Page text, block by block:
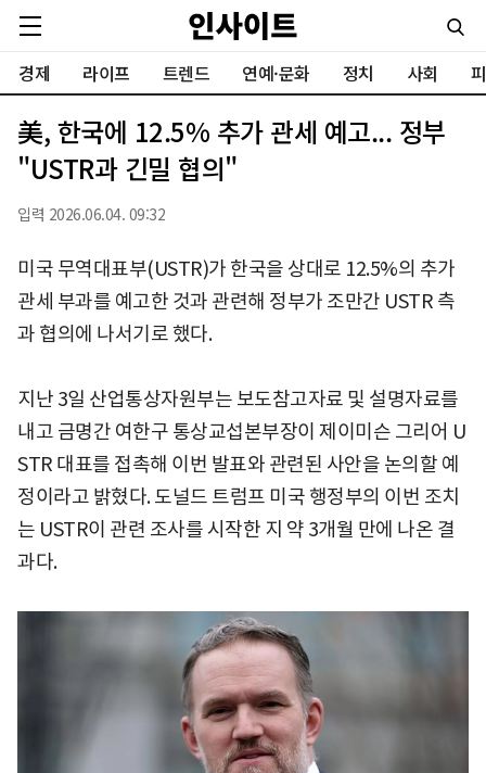
경제 라이프 트렌드 연예·문화 정치 사회
美, 한국에 12.5% 추가 관세 예고... 정부
"USTR과 긴밀 협의"
입력 2026.06.04. 09:32
미국 무역대표부(USTR)가 한국을 상대로 12.5%의 추가
관세 부과를 예고한 것과 관련해 정부가 조만간 USTR 측
과 협의에 나서기로 했다.
지난 3일 산업통상자원부는 보도참고자료 및 설명자료를
내고 금명간 여한구 통상교섭본부장이 제이미슨 그리어 U
STR 대표를 접촉해 이번 발표와 관련된 사안을 논의할 예
정이라고 밝혔다. 도널드 트럼프 미국 행정부의 이번 조치
는 USTR이 관련 조사를 시작한 지 약 3개월 만에 나온 결
과다.